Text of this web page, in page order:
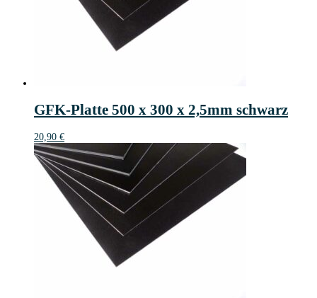
GFK-Platte 500 x 300 x 2,5mm schwarz
20,90 €